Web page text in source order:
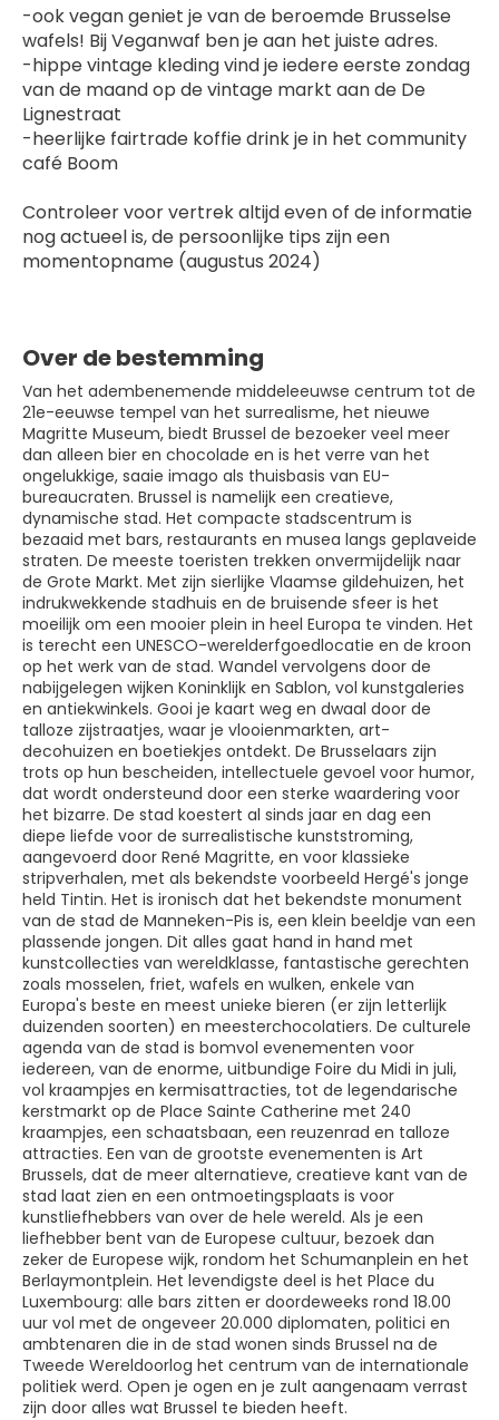
-ook vegan geniet je van de beroemde Brusselse
wafels! Bij Veganwaf ben je aan het juiste adres.
-hippe vintage kleding vind je iedere eerste zondag
van de maand op de vintage markt aan de De
Lignestraat
-heerlijke fairtrade koffie drink je in het community
café Boom
Controleer voor vertrek altijd even of de informatie
nog actueel is, de persoonlijke tips zijn een
momentopname (augustus 2024)
Over de bestemming
Van het adembenemende middeleeuwse centrum tot de
21e-eeuwse tempel van het surrealisme, het nieuwe
Magritte Museum, biedt Brussel de bezoeker veel meer
dan alleen bier en chocolade en is het verre van het
ongelukkige, saaie imago als thuisbasis van EU-
bureaucraten. Brussel is namelijk een creatieve,
dynamische stad. Het compacte stadscentrum is
bezaaid met bars, restaurants en musea langs geplaveide
straten. De meeste toeristen trekken onvermijdelijk naar
de Grote Markt. Met zijn sierlijke Vlaamse gildehuizen, het
indrukwekkende stadhuis en de bruisende sfeer is het
moeilijk om een mooier plein in heel Europa te vinden. Het
is terecht een UNESCO-werelderfgoedlocatie en de kroon
op het werk van de stad. Wandel vervolgens door de
nabijgelegen wijken Koninklijk en Sablon, vol kunstgaleries
en antiekwinkels. Gooi je kaart weg en dwaal door de
talloze zijstraatjes, waar je vlooienmarkten, art-
decohuizen en boetiekjes ontdekt. De Brusselaars zijn
trots op hun bescheiden, intellectuele gevoel voor humor,
dat wordt ondersteund door een sterke waardering voor
het bizarre. De stad koestert al sinds jaar en dag een
diepe liefde voor de surrealistische kunststroming,
aangevoerd door René Magritte, en voor klassieke
stripverhalen, met als bekendste voorbeeld Hergé's jonge
held Tintin. Het is ironisch dat het bekendste monument
van de stad de Manneken-Pis is, een klein beeldje van een
plassende jongen. Dit alles gaat hand in hand met
kunstcollecties van wereldklasse, fantastische gerechten
zoals mosselen, friet, wafels en wulken, enkele van
Europa's beste en meest unieke bieren (er zijn letterlijk
duizenden soorten) en meesterchocolatiers. De culturele
agenda van de stad is bomvol evenementen voor
iedereen, van de enorme, uitbundige Foire du Midi in juli,
vol kraampjes en kermisattracties, tot de legendarische
kerstmarkt op de Place Sainte Catherine met 240
kraampjes, een schaatsbaan, een reuzenrad en talloze
attracties. Een van de grootste evenementen is Art
Brussels, dat de meer alternatieve, creatieve kant van de
stad laat zien en een ontmoetingsplaats is voor
kunstliefhebbers van over de hele wereld. Als je een
liefhebber bent van de Europese cultuur, bezoek dan
zeker de Europese wijk, rondom het Schumanplein en het
Berlaymontplein. Het levendigste deel is het Place du
Luxembourg: alle bars zitten er doordeweeks rond 18.00
uur vol met de ongeveer 20.000 diplomaten, politici en
ambtenaren die in de stad wonen sinds Brussel na de
Tweede Wereldoorlog het centrum van de internationale
politiek werd. Open je ogen en je zult aangenaam verrast
zijn door alles wat Brussel te bieden heeft.